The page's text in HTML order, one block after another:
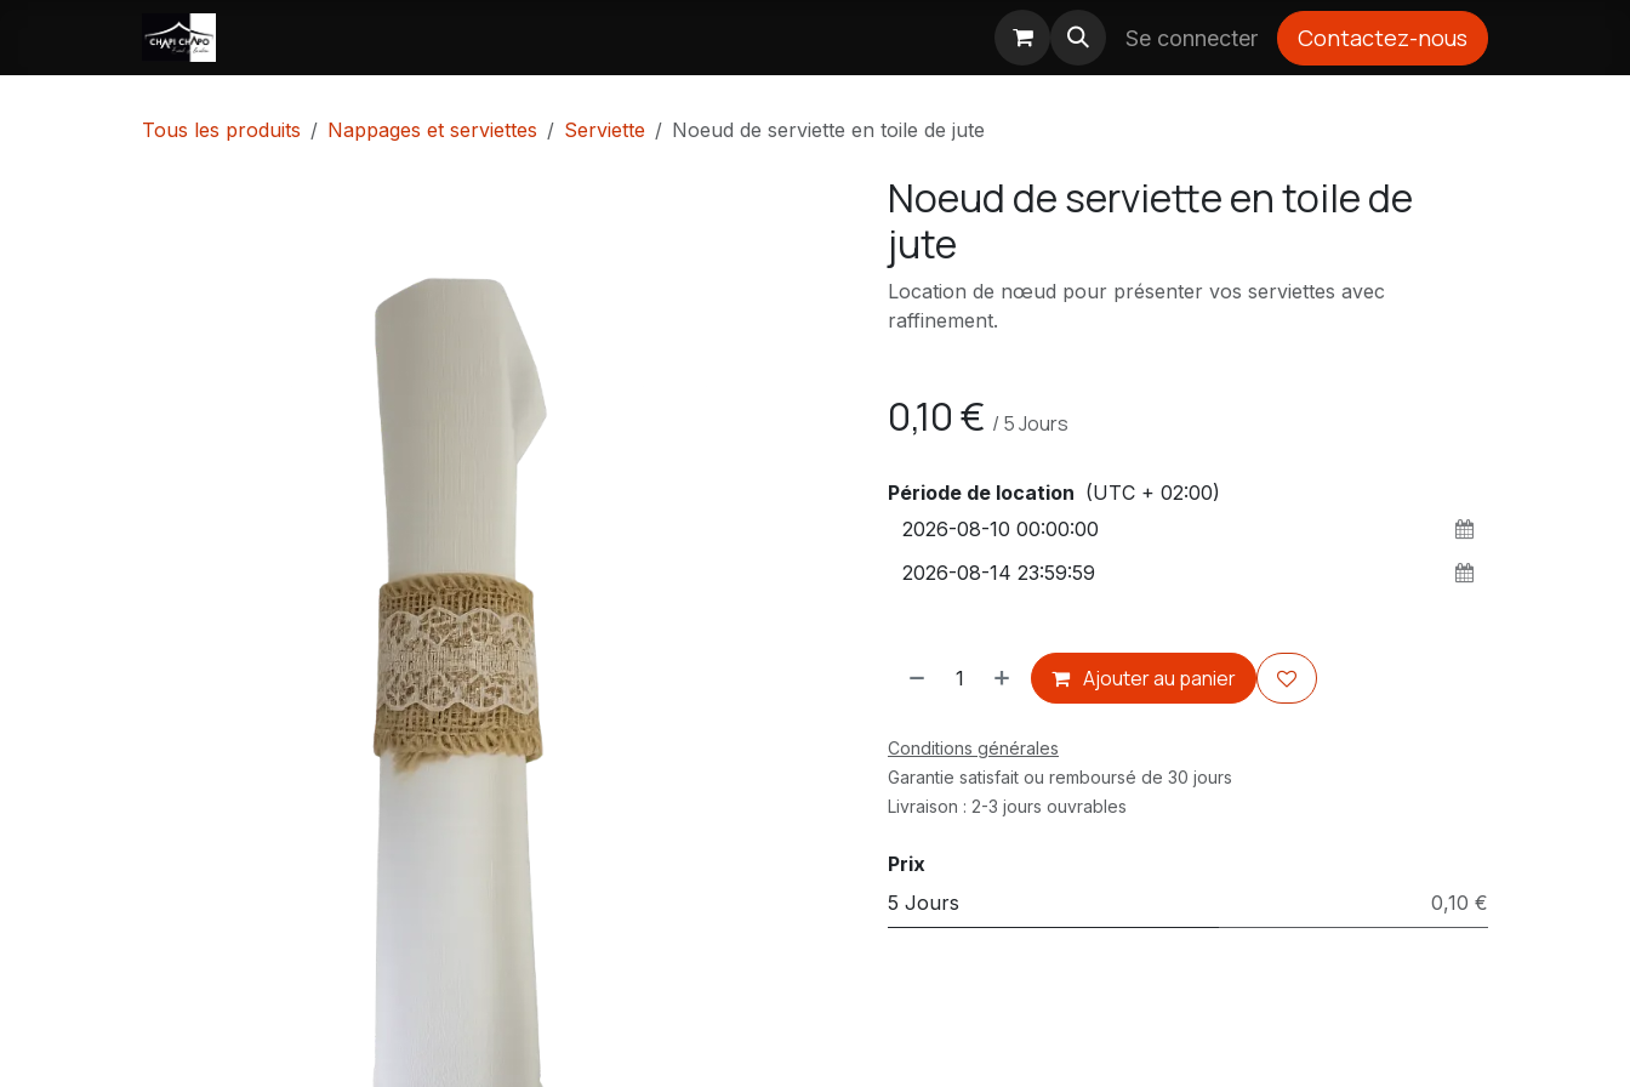
Se rendre au contenu
Se connecter Contactez-nous
Tous les produits Nappages et serviettes Serviette Noeud de serviette en toile de jute
Noeud de serviette en toile de
jute
Location de nœud pour présenter vos serviettes avec
raffinement.
0,10€ / 5Jours
Période de location (UTC + 02:00)
Ajouter au panier
Conditions générales
Garantie satisfait ou remboursé de 30 jours
Livraison : 2-3 jours ouvrables
Prix
5 Jours
0,10 €